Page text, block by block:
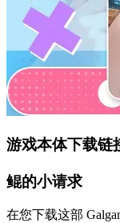
游戏本体下载链
鲲的小请求
在您下载这部